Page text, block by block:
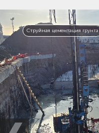
Струйная цементация грунта